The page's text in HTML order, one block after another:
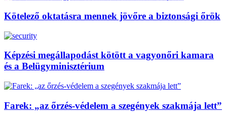
Kötelező oktatásra mennek jövőre a biztonsági őrök
Képzési megállapodást kötött a vagyonőri kamara
és a Belügyminisztérium
Farek: „az őrzés-védelem a szegények szakmája lett”